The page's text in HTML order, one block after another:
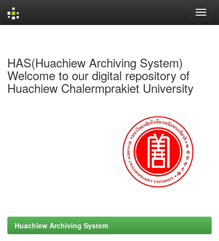
HAS(Huachiew Archiving System)
Welcome to our digital repository of
Huachiew Chalermprakiet University
Huachiew Archiving System